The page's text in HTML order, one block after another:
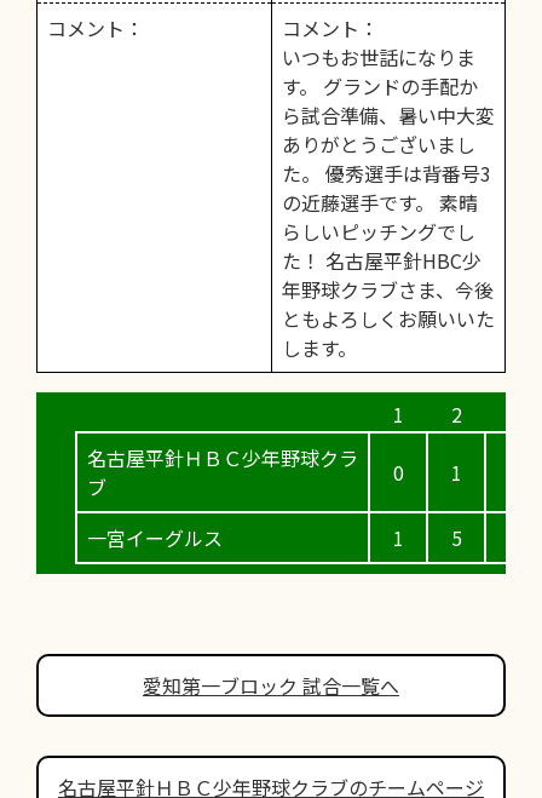
コメント：
コメント：
いつもお世話になりま
す。 グランドの手配か
ら試合準備、暑い中大変
ありがとうございまし
た。 優秀選手は背番号3
の近藤選手です。 素晴
らしいピッチングでし
た！ 名古屋平針HBC少
年野球クラブさま、今後
ともよろしくお願いいた
します。
名古屋平針ＨＢＣ少年野球クラ
ブ
一宮イーグルス
0
1
1
5
愛知第一ブロック 試合一覧へ
名古屋平針ＨＢＣ少年野球クラブのチームページ